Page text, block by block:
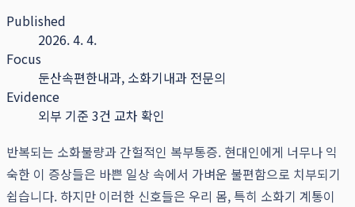
Published
2026. 4. 4.
Focus
둔산속편한내과, 소화기내과 전문의
Evidence
외부 기준 3건 교차 확인
반복되는 소화불량과 간헐적인 복부통증. 현대인에게 너무나 익
숙한 이 증상들은 바쁜 일상 속에서 가벼운 불편함으로 치부되기
쉽습니다. 하지만 이러한 신호들은 우리 몸, 특히 소화기 계통이